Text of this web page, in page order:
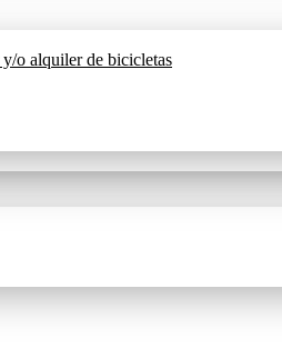
o alquiler de bicicletas